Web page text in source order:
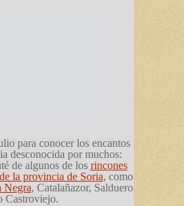
para conocer los encantos
desconocida por muchos:
de algunos de los rincones
la provincia de Soria, como
Negra, Catalañazor, Salduero
Castroviejo.